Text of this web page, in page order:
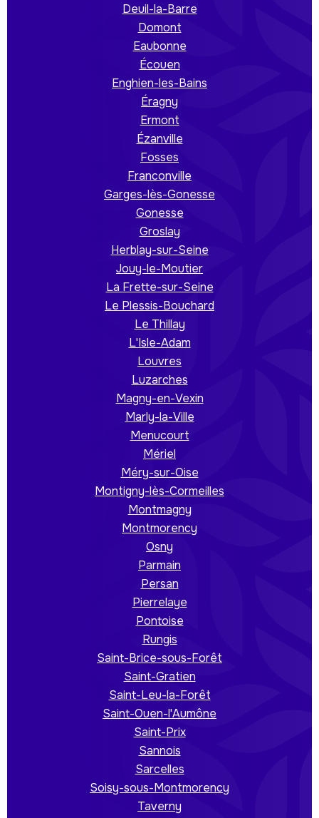
Deuil-la-Barre
Domont
Eaubonne
Écouen
Enghien-les-Bains
Éragny
Ermont
Ézanville
Fosses
Franconville
Garges-lès-Gonesse
Gonesse
Groslay
Herblay-sur-Seine
Jouy-le-Moutier
La Frette-sur-Seine
Le Plessis-Bouchard
Le Thillay
L'Isle-Adam
Louvres
Luzarches
Magny-en-Vexin
Marly-la-Ville
Menucourt
Mériel
Méry-sur-Oise
Montigny-lès-Cormeilles
Montmagny
Montmorency
Osny
Parmain
Persan
Pierrelaye
Pontoise
Rungis
Saint-Brice-sous-Forêt
Saint-Gratien
Saint-Leu-la-Forêt
Saint-Ouen-l'Aumône
Saint-Prix
Sannois
Sarcelles
Soisy-sous-Montmorency
Taverny